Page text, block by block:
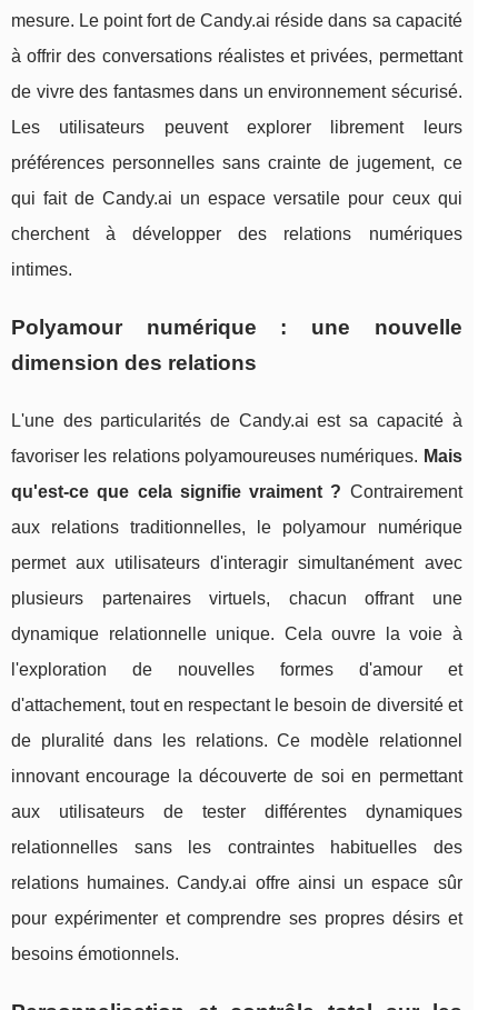
mesure. Le point fort de Candy.ai réside dans sa capacité
à offrir des conversations réalistes et privées, permettant
de vivre des fantasmes dans un environnement sécurisé.
Les utilisateurs peuvent explorer librement leurs
préférences personnelles sans crainte de jugement, ce
qui fait de Candy.ai un espace versatile pour ceux qui
cherchent à développer des relations numériques
intimes.
Polyamour numérique : une nouvelle
dimension des relations
L'une des particularités de Candy.ai est sa capacité à
favoriser les relations polyamoureuses numériques. Mais
qu'est-ce que cela signifie vraiment ? Contrairement
aux relations traditionnelles, le polyamour numérique
permet aux utilisateurs d'interagir simultanément avec
plusieurs partenaires virtuels, chacun offrant une
dynamique relationnelle unique. Cela ouvre la voie à
l'exploration de nouvelles formes d'amour et
d'attachement, tout en respectant le besoin de diversité et
de pluralité dans les relations. Ce modèle relationnel
innovant encourage la découverte de soi en permettant
aux utilisateurs de tester différentes dynamiques
relationnelles sans les contraintes habituelles des
relations humaines. Candy.ai offre ainsi un espace sûr
pour expérimenter et comprendre ses propres désirs et
besoins émotionnels.